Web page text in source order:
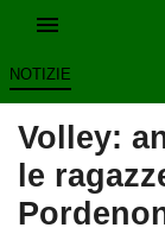
NOTIZIE
Volley:
le